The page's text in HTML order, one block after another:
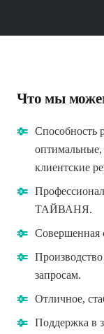
Что мы
Способность
клиентские
ТАЙВАНЯ.
Совершенная
запросам.
Отличное,
Поддержка в